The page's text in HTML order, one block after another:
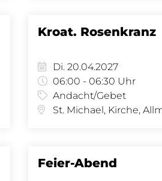
Kroat. Rosenkranz
Di. 20.04.2027
06:00 - 06:30 Uhr
Andacht/Gebet
Feier-Abend